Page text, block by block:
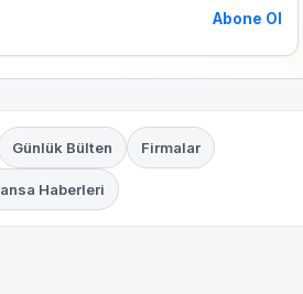
Abone Ol
Günlük Bülten Firmalar
Haberleri